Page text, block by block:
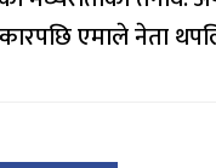
एमाले नेता